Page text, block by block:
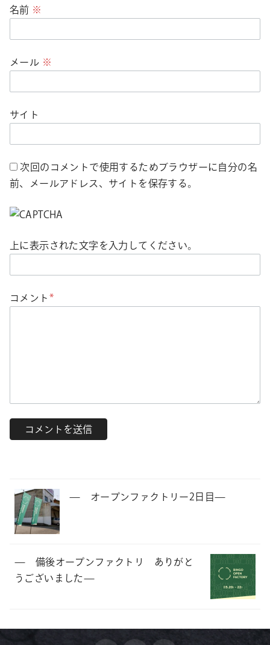
名前 ※
メール ※
サイト
次回のコメントで使用するためブラウザーに自分の名
前、メールアドレス、サイトを保存する。
上に表示された文字を入力してください。
コメント *
— オープンファクトリー2日目—
— 備後オープンファクトリ ありがと
うございました—